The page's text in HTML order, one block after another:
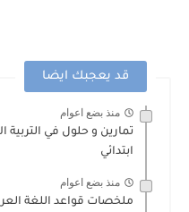
قد يعجبك ايضا
منذ بضع اعوام
تمارين و حلول في
ابتدائي
منذ بضع اعوام
ملخصات قواعد اللغة